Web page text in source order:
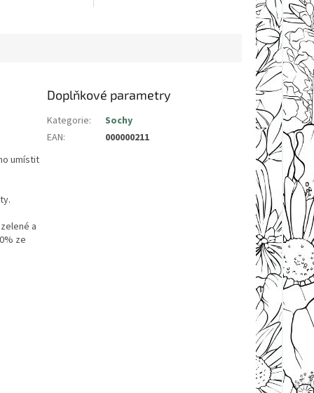
umístit
a
ze
Doplňkové parametry
Kategorie:
Sochy
EAN: 000000211